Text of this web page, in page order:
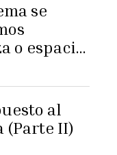
se
o espacio
al
(Parte II)